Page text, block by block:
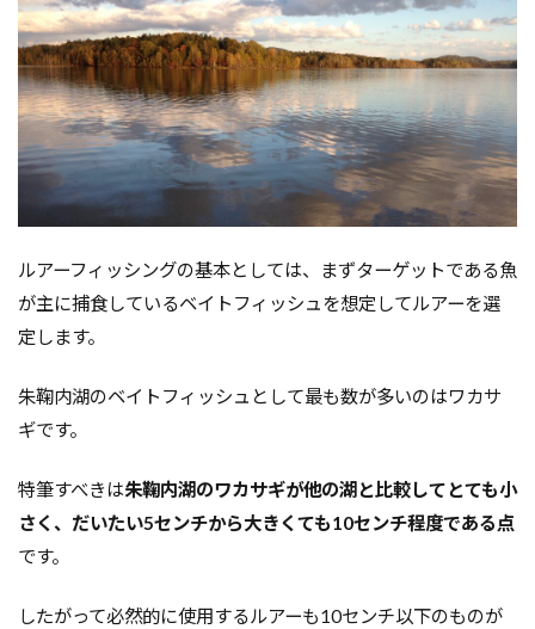
ルアーフィッシングの基本としては、まずターゲットである魚
が主に捕食しているベイトフィッシュを想定してルアーを選
定します。
朱鞠内湖のベイトフィッシュとして最も数が多いのはワカサ
ギです。
特筆すべきは朱鞠内湖のワカサギが他の湖と比較してとても小
さく、だいたい5センチから大きくても10センチ程度である点
です。
したがって必然的に使用するルアーも10センチ以下のものが